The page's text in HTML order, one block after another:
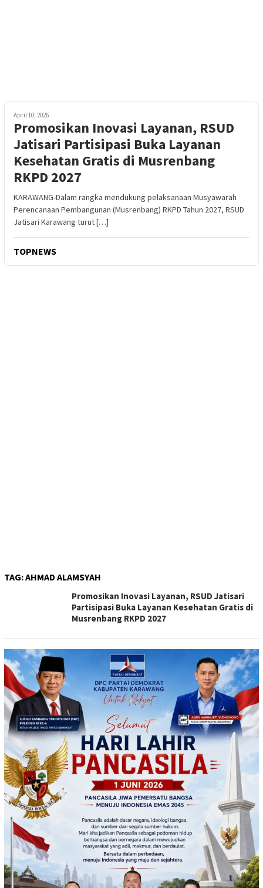
April 10, 2026
Promosikan Inovasi Layanan, RSUD
Jatisari Partisipasi Buka Layanan
Kesehatan Gratis di Musrenbang
RKPD 2027
KARAWANG-Dalam rangka mendukung pelaksanaan Musyawarah
Perencanaan Pembangunan (Musrenbang) RKPD Tahun 2027, RSUD
Jatisari Karawang turut […]
TOPNEWS
TAG:AHMAD ALAMSYAH
Promosikan Inovasi Layanan, RSUD Jatisari
Partisipasi Buka Layanan Kesehatan Gratis di
Musrenbang RKPD 2027